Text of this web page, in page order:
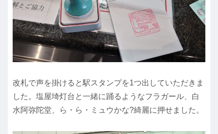
改札で声を掛けると駅スタンプを1つ出していただきま
した。塩屋埼灯台と一緒に踊るようなフラガール、白
水阿弥陀堂、ら・ら・ミュウかな?綺麗に押せました。